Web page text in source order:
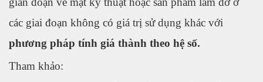
các giai đoạn không có giá trị sử dụng khác với
phương pháp tính giá thành theo hệ số.
Tham khảo: